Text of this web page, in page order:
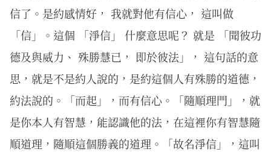
信了。是約感情好， 我就對他有信心， 這叫做
「信」。這個 「淨信」 什麼意思呢？ 就是 「聞彼功
德及與威力、 殊勝慧已， 即於彼法」， 這句話的意
思，就是不是約人說的，是約這個人有殊勝的道德，
約法說的。「而起」，而有信心。「隨順理門」，就
是你本人有智慧，能認識他的法，在這裡你有智慧隨
順道理，隨順這個勝義的道理。「故名淨信」，這叫